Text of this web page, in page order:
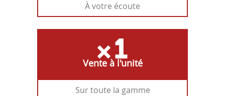
À votre écoute
Vente à l'unité
Sur toute la gamme